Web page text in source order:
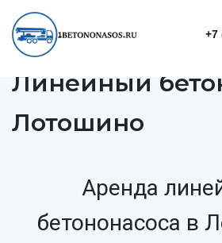
+7
Линейный
Лотошино
Аренда
бетононасоса в